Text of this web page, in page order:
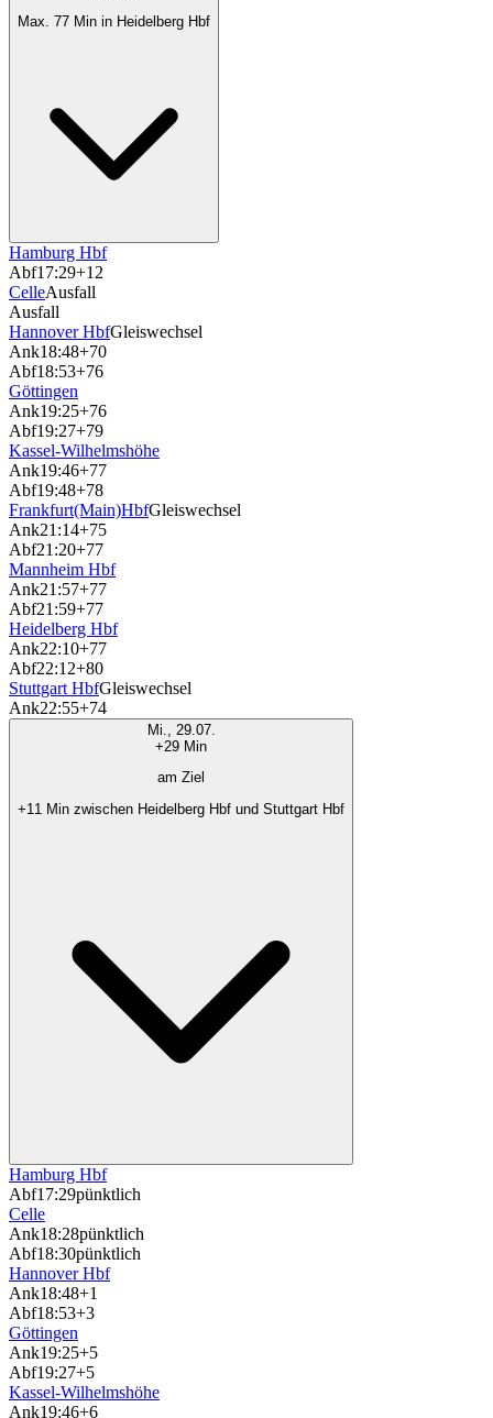
Max. 77 Min in Heidelberg Hbf
Hamburg Hbf
Abf17:29+12
CelleAusfall
Ausfall
Hannover HbfGleiswechsel
Ank18:48+70
Abf18:53+76
Göttingen
Ank19:25+76
Abf19:27+79
Kassel-Wilhelmshöhe
Ank19:46+77
Abf19:48+78
Frankfurt(Main)HbfGleiswechsel
Ank21:14+75
Abf21:20+77
Mannheim Hbf
Ank21:57+77
Abf21:59+77
Heidelberg Hbf
Ank22:10+77
Abf22:12+80
Stuttgart HbfGleiswechsel
Ank22:55+74
Mi., 29.07.
+29 Min
am Ziel
+11 Min zwischen Heidelberg Hbf und Stuttgart Hbf
Hamburg Hbf
Abf17:29pünktlich
Celle
Ank18:28pünktlich
Abf18:30pünktlich
Hannover Hbf
Ank18:48+1
Abf18:53+3
Göttingen
Ank19:25+5
Abf19:27+5
Kassel-Wilhelmshöhe
Ank19:46+6